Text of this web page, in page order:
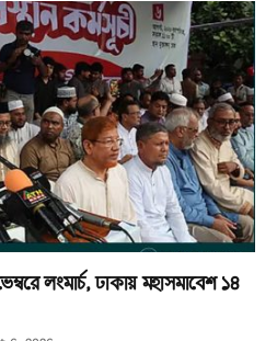
লংমার্চ, ঢাকায় মহাসমাবেশ ১৪